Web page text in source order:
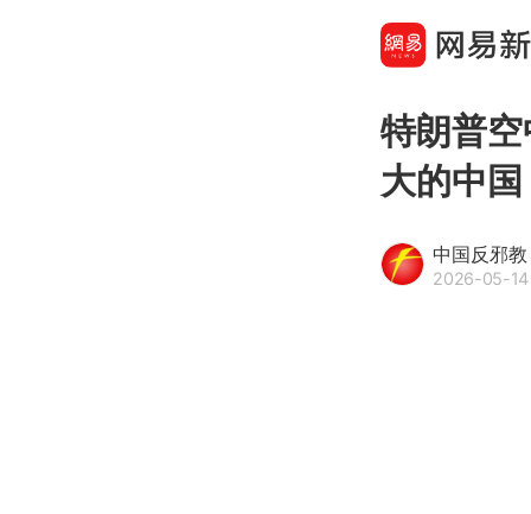
特朗普
大的中
中国反邪教
2026-05-